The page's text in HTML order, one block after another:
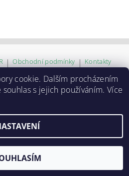
| Obchodní podmínky | Kontakty
, všechna práva vyhrazena
Vytvořil Shoptet
cookie. Dalším procházením
s jejich používáním. Více